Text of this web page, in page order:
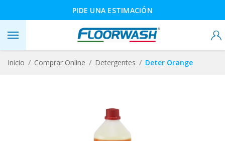
PIDE UNA ESTIMACIÓN
Inicio Comprar Online Detergentes Deter Orange